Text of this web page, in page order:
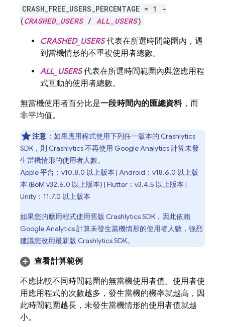
CRASH_FREE_USERS_PERCENTAGE = 1 -
(CRASHED_USERS/ ALL_USERS)
CRASHED_USERS代表在所選時間範圍內，遇
到當機情形的不重複使用者總數。
ALL_USERS代表在所選時間範圍內與您應用程
式互動的使用者總數。
無當機使用者百分比是一段時間內的匯總資料，而
非平均值。
注意 ：如果應用程式使用下列任一版本的 Crashlytics
SDK，則 Crashlytics不再使用 Google Analytics計算未發
生當機情形的使用者人數。
Apple 平台：v10.8.0 以上版本 | Android：v18.6.0 以上版
本 (BoM v32.6.0 以上版本) | Flutter：v3.4.5 以上版本 |
Unity：11.7.0 以上版本
如果您的應用程式使用舊版 CrashlyticsSDK，因此依賴
Google Analytics計算未發生當機情形的使用者人數，強烈
建議您改用最新版 CrashlyticsSDK。
查看計算範例
不應比較不同時間範圍的無當機使用者值。使用者使
用應用程式的次數越多，發生當機的機率就越高，因
此時間範圍越長，未發生當機情形的使用者值就越
小。